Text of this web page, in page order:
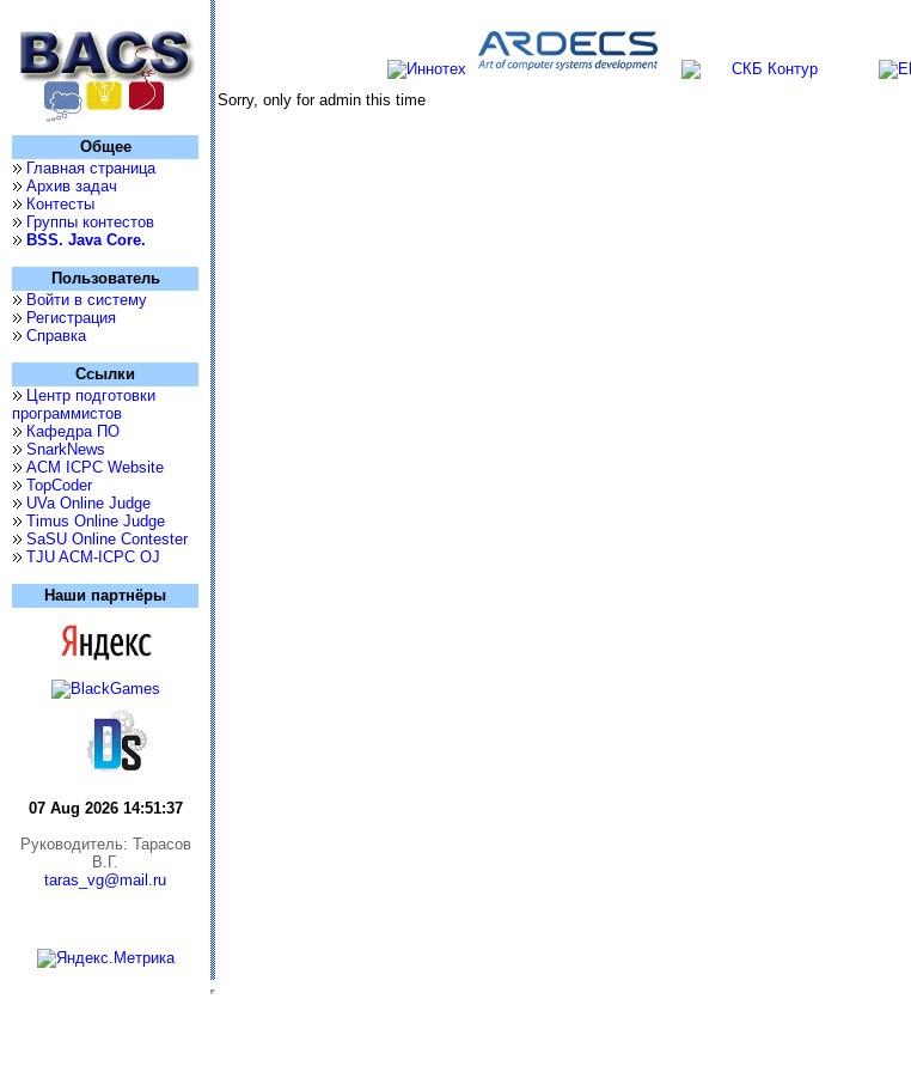
Общее
Главная страница
Архив задач
Контесты
Группы контестов
BSS. Java Core.
Пользователь
Войти в систему
Регистрация
Справка
Ссылки
Центр подготовки
программистов
Кафедра ПО
SnarkNews
ACM ICPC Website
TopCoder
UVa Online Judge
Timus Online Judge
SaSU Online Contester
TJU ACM-ICPC OJ
Наши партнёры
07 Aug 2026 14:51:37
Руководитель: Тарасов
В.Г.
taras_vg@mail.ru
Sorry, only for admin this time